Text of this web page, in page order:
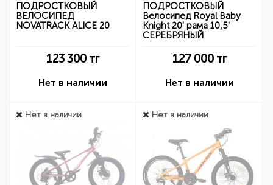
ПОДРОСТКОВЫЙ
ВЕЛОСИПЕД
NOVATRACK ALICE 20
123 300тг
Нет в наличии
ПОДРОСТКОВЫЙ
Велосипед Royal Baby
Knight 20' рама 10,5'
СЕРЕБРЯНЫЙ
127 000тг
Нет в наличии
Нет в наличии Нет в наличии